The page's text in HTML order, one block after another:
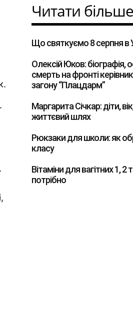
Читати більше
Що святкуємо 8 серпня в
Олексій Юков: біографія,
смерть на фронті
загону “Плацдарм”
Маргарита Січкар: діти,
життєвий шлях
Рюкзаки для школи: як
класу
Вітаміни для вагітних 1,
потрібно